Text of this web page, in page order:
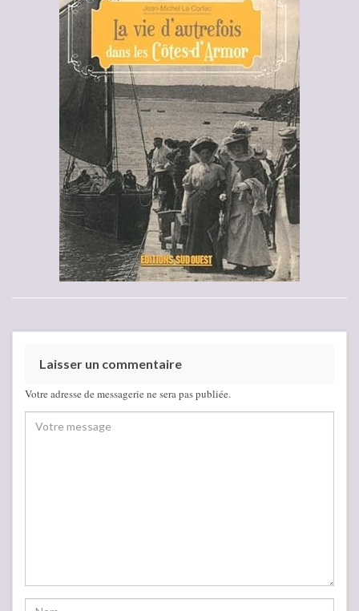
Laisser un commentaire
Votre adresse de messagerie ne sera pas publiée.